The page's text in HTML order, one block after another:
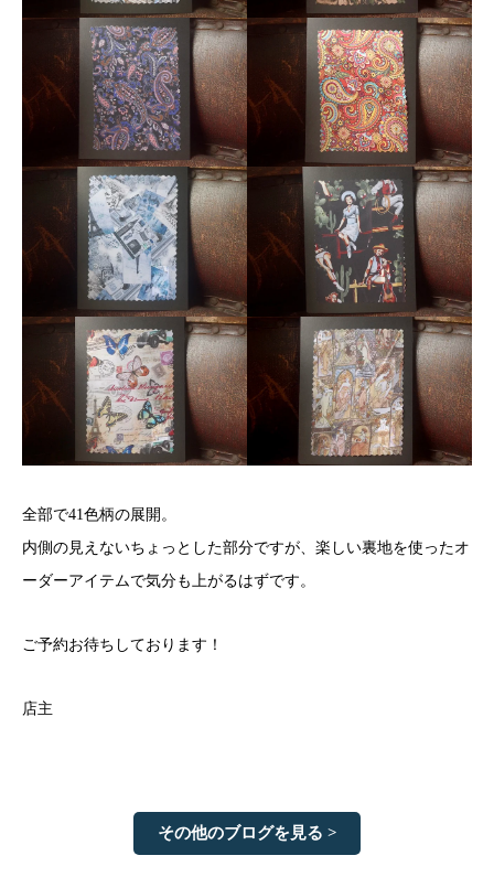
全部で41色柄の展開。
内側の見えないちょっとした部分ですが、楽しい裏地を使ったオ
ーダーアイテムで気分も上がるはずです。
ご予約お待ちしております！
店主
その他のブログを見る >